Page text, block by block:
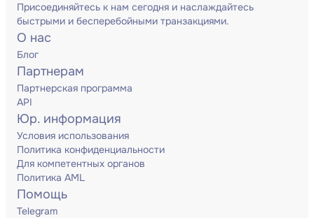
Присоединяйтесь к нам сегодня и наслаждайтесь
быстрыми и бесперебойными транзакциями.
О нас
Блог
Партнерам
Партнерская программа
API
Юр. информация
Условия использования
Политика конфиденциальности
Для компетентных органов
Политика AML
Помощь
Telegram